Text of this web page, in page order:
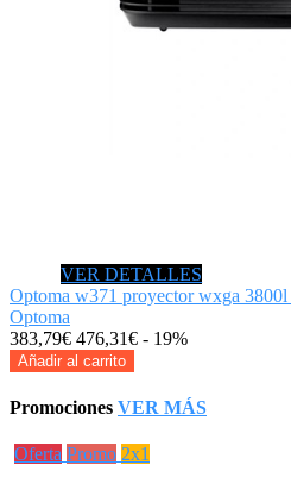
VER DETALLES
Optoma w371 proyector wxga
Optoma
383,79€ 476,31€ - 19%
Añadir al carrito
Promociones VER MÁS
Oferta Promo 2x1